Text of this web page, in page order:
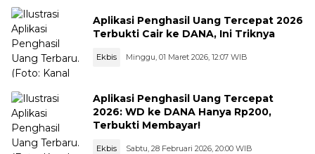
Aplikasi Penghasil Uang Tercepat 2026
Terbukti Cair ke DANA, Ini Triknya
Ekbis Minggu, 01 Maret 2026, 12:07 WIB
Aplikasi Penghasil Uang Tercepat
2026: WD ke DANA Hanya Rp200,
Terbukti Membayar!
Ekbis Sabtu, 28 Februari 2026, 20:00 WIB